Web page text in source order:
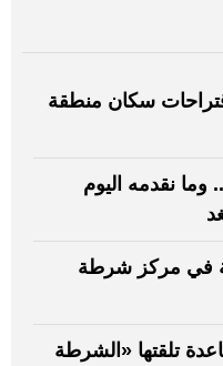
سكان منطقة
نقدمه اليوم
في مركز شرطة
تلقتها «الشرطة